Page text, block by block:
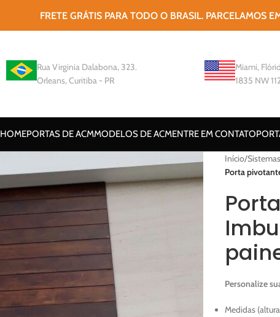
FRETE GRÁTIS PARA TODO O BRASIL. PARCELAMOS
Rua Virginia Dalabona, 323.
Orleans, Curitiba - PR
Miami,
1835 NW
HOMEPORTAS DE ACMMODELOS DE ACMENTRE EM CONTATO
Início/
Porta
Personalize
Medidas